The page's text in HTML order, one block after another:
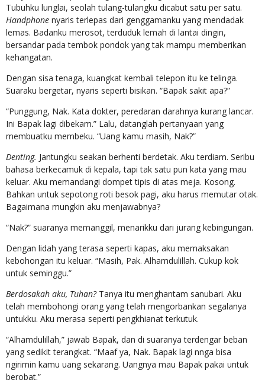
Tubuhku lunglai, seolah tulang-tulangku dicabut satu per satu.
Handphone nyaris terlepas dari genggamanku yang mendadak
lemas. Badanku merosot, terduduk lemah di lantai dingin,
bersandar pada tembok pondok yang tak mampu memberikan
kehangatan.
Dengan sisa tenaga, kuangkat kembali telepon itu ke telinga.
Suaraku bergetar, nyaris seperti bisikan. “Bapak sakit apa?”
“Punggung, Nak. Kata dokter, peredaran darahnya kurang lancar.
Ini Bapak lagi dibekam.” Lalu, datanglah pertanyaan yang
membuatku membeku. “Uang kamu masih, Nak?”
Denting. Jantungku seakan berhenti berdetak. Aku terdiam. Seribu
bahasa berkecamuk di kepala, tapi tak satu pun kata yang mau
keluar. Aku memandangi dompet tipis di atas meja. Kosong.
Bahkan untuk sepotong roti besok pagi, aku harus memutar otak.
Bagaimana mungkin aku menjawabnya?
“Nak?” suaranya memanggil, menarikku dari jurang kebingungan.
Dengan lidah yang terasa seperti kapas, aku memaksakan
kebohongan itu keluar. “Masih, Pak. Alhamdulillah. Cukup kok
untuk seminggu.”
Berdosakah aku, Tuhan?Tanya itu menghantam sanubari. Aku
telah membohongi orang yang telah mengorbankan segalanya
untukku. Aku merasa seperti pengkhianat terkutuk.
“Alhamdulillah,” jawab Bapak, dan di suaranya terdengar beban
yang sedikit terangkat. “Maaf ya, Nak. Bapak lagi nnga bisa
ngirimin kamu uang sekarang. Uangnya mau Bapak pakai untuk
berobat.”